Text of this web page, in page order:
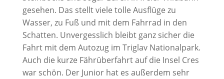
gesehen. Das stellt viele tolle Ausflüge zu
Wasser, zu Fuß und mit dem Fahrrad in den
Schatten. Unvergesslich bleibt ganz sicher die
Fahrt mit dem Autozug im Triglav Nationalpark.
Auch die kurze Fährüberfahrt auf die Insel Cres
war schön. Der Junior hat es außerdem sehr